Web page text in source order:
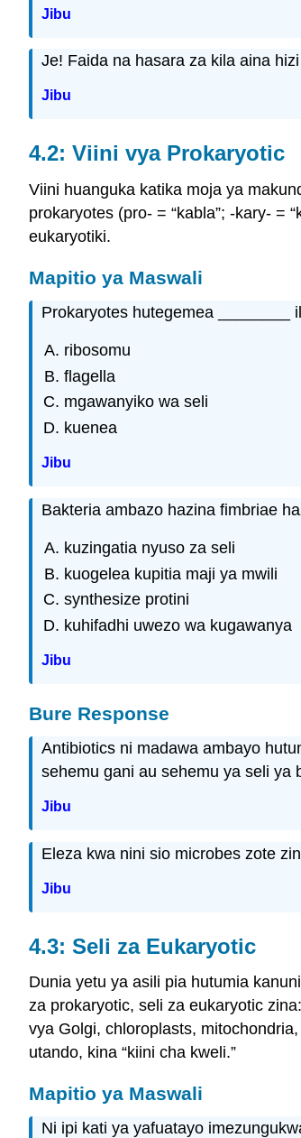
Jibu
Je! Faida na hasara za kila aina
Jibu
4.2: Viini vya Prokaryotic
Viini huanguka katika moja ya
prokaryotes (pro- = “kabla”; -kary- =
eukaryotiki.
Mapitio ya Maswali
Prokaryotes hutegemea ________
ribosomu
flagella
mgawanyiko wa seli
kuenea
Jibu
Bakteria ambazo hazina fimbriae
kuzingatia nyuso za seli
kuogelea kupitia maji ya mwili
synthesize protini
kuhifadhi uwezo wa kugawanya
Jibu
Bure Response
Antibiotics ni madawa ambayo
sehemu gani au sehemu ya seli ya
Jibu
Eleza kwa nini sio microbes zote
Jibu
4.3: Seli za Eukaryotic
Dunia yetu ya asili pia hutumia
za prokaryotic, seli za eukaryotic
vya Golgi, chloroplasts,
utando, kina “kiini cha kweli.”
Mapitio ya Maswali
Ni ipi kati ya yafuatayo